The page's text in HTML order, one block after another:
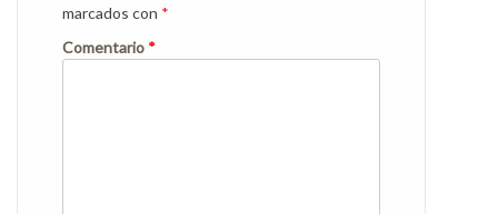
marcados con *
Comentario *